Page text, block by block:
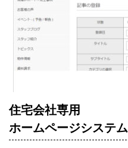
住宅会社専用
ホームページシステム